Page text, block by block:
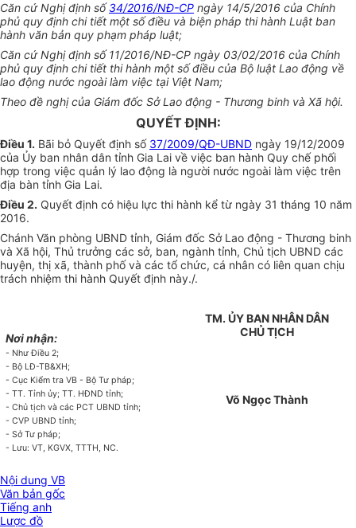
Căn cứ Nghị định số34/2016/NĐ-CP ngày 14/5/2016 của Chính
phủ quy định chi tiết một số điều và biện pháp thi hành Luật ban
hành văn bản quy phạm pháp luật;
Căn cứ Nghị định số 11/2016/NĐ-CP ngày 03/02/2016 của Chính
phủ quy định chi tiết thi hành một số điều của Bộ luật Lao động về
lao động nước ngoàilàm việc tại Việt Nam;
Theo đề nghị của Giám đốc Sở Lao động - Thương binh và Xã hội.
QUYẾT ĐỊNH:
Điều 1. Bãi bỏ Quyết định số 37/2009/QĐ-UBND ngày 19/12/2009
của Ủy ban nhân dân tỉnh Gia Lai về việc ban hành Quy chế phối
hợp trong việc quản lý lao động là người nước ngoài làm việc trên
địa bàn tỉnh Gia Lai.
Điều 2. Quyết định có hiệu lực thi hành kể từ ngày 31 tháng 10 năm
2016.
Chánh Văn phòng UBND tỉnh, Giám đốc Sở Lao động - Thương binh
và Xã hội, Thủ trưởng các sở, ban, ngành tỉnh, Chủ tịch UBND các
huyện, thị xã, thành phốvà các tổ chức, cá nhân có liên quan chịu
trách nhiệm thi hành Quyết định này./.
Nơi nhận:
- Như Điều 2;
- Bộ LĐ-TB&XH;
- Cục Kiểm tra VB - Bộ Tư pháp;
- TT. Tỉnh ủy; TT. HĐND tỉnh;
- Chủ tịch và các PCT UBND tỉnh;
- CVP UBND tỉnh;
- SởTư pháp;
- Lưu: VT, KGVX, TTTH, NC.
TM. ỦY BAN NHÂN DÂN
CHỦ TỊCH
Võ Ngọc Thành
Nội dung VB
Văn bản gốc
Tiếng anh
Lược đồ